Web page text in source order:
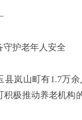
护老年人安全
山町有1.7万余
积极推动养老机构